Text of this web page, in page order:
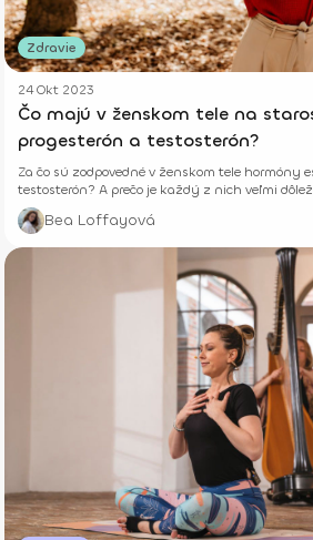
Zdravie
24 Okt 2023
Čo majú v ženskom tele na
progesterón a testosterón?
Za čo sú zodpovedné v ženskom tele hormóny
testosterón? A prečo je každý z nich veľmi
fungovanie? Všetko sa dozvieš v našom článku
Bea Loffayová